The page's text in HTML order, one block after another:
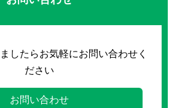
したらお気軽にお問い合わせく
ださい
お問い合わせ